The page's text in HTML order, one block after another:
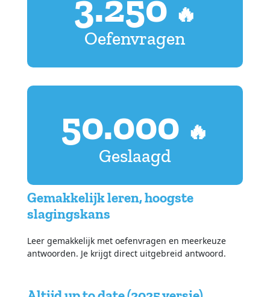
🔥
Oefenvragen
50.000 🔥
Geslaagd
Gemakkelijk leren, hoogste
slagingskans
Leer gemakkelijk met oefenvragen en meerkeuze
antwoorden. Je krijgt direct uitgebreid antwoord.